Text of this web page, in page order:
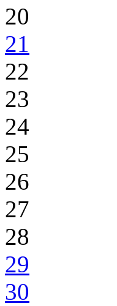
20
21
22
23
24
25
26
27
28
29
30